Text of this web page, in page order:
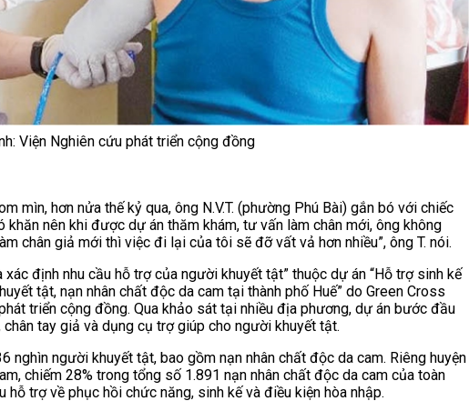
Viện Nghiên cứu phát triển cộng đồng
mìn, hơn nửa thế kỷ qua, ông N.V.T. (phường Phú Bài) gắn bó với chiếc
nên khi được dự án thăm khám, tư vấn làm chân mới, ông không
chân giả mới thì việc đi lại của tôi sẽ đỡ vất vả hơn nhiều”, ông T. nói.
định nhu cầu hỗ trợ của người khuyết tật” thuộc dự án “Hỗ trợ sinh kế
tật, nạn nhân chất độc da cam tại thành phố Huế” do Green Cross
triển cộng đồng. Qua khảo sát tại nhiều địa phương, dự án bước đầu
tay giả và dụng cụ trợ giúp cho người khuyết tật.
nghìn người khuyết tật, bao gồm nạn nhân chất độc da cam. Riêng huyện
chiếm 28% trong tổng số 1.891 nạn nhân chất độc da cam của toàn
trợ về phục hồi chức năng, sinh kế và điều kiện hòa nhập.